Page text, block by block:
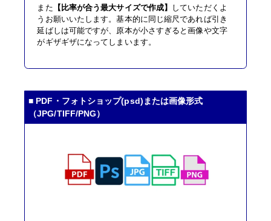
また 【比率が合う最大サイズで作成】
していただくよ
うお願いいたします。基本的に同じ縮尺であれば引き
延ばしは可能ですが、原本が小さすぎると画像や文字
がギザギザになってしまいます。
■ PDF・フォトショップ(psd)または画像形式
（JPG/TIFF/PNG）